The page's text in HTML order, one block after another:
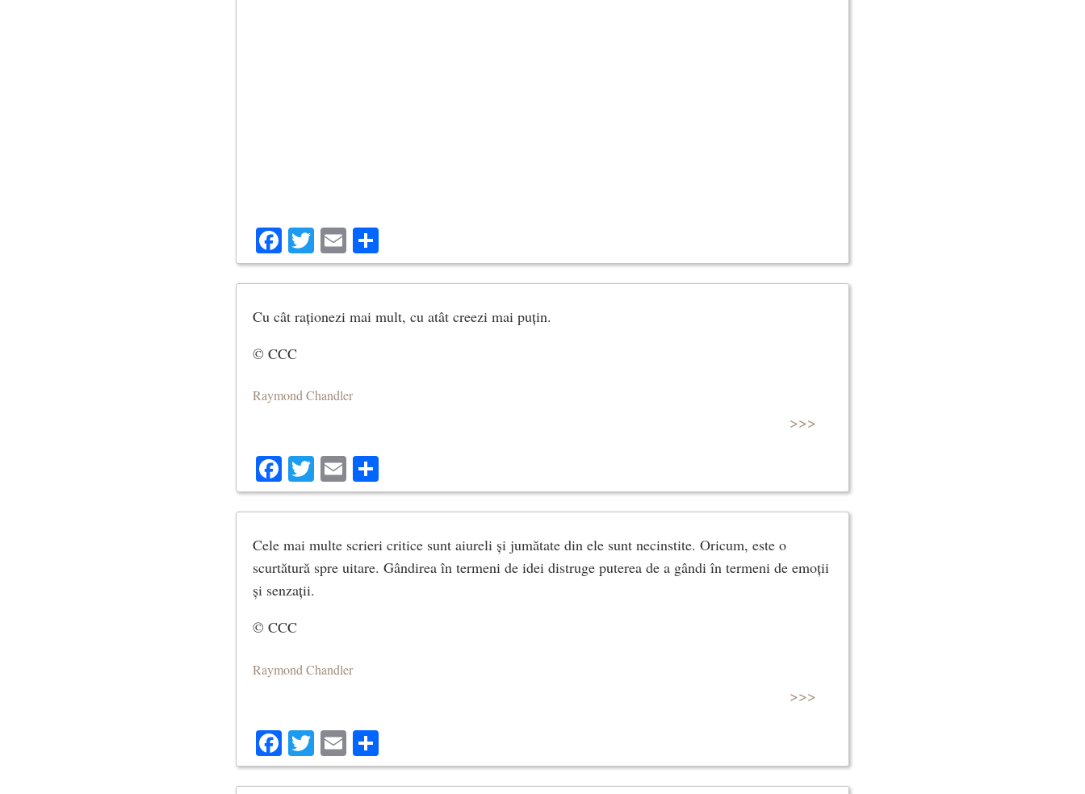
Facebook
Twitter
Email
Cu cât raționezi mai mult, cu atât creezi mai puțin.
© CCC
Raymond Chandler
>>>
Facebook
Twitter
Email
Cele mai multe scrieri critice sunt aiureli și jumătate din ele sunt necinstite. Oricum, este o
scurtătură spre uitare. Gândirea în termeni de idei distruge puterea de a gândi în termeni de emoții
și senzații.
© CCC
Raymond Chandler
>>>
Facebook
Twitter
Email